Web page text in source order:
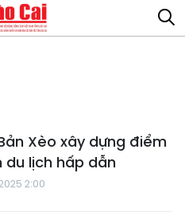
Xèo xây dựng điểm
du lịch hấp dẫn
2:00